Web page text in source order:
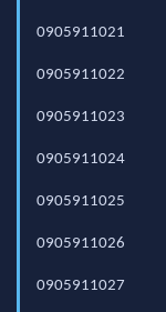
0905911021
0905911022
0905911023
0905911024
0905911025
0905911026
0905911027